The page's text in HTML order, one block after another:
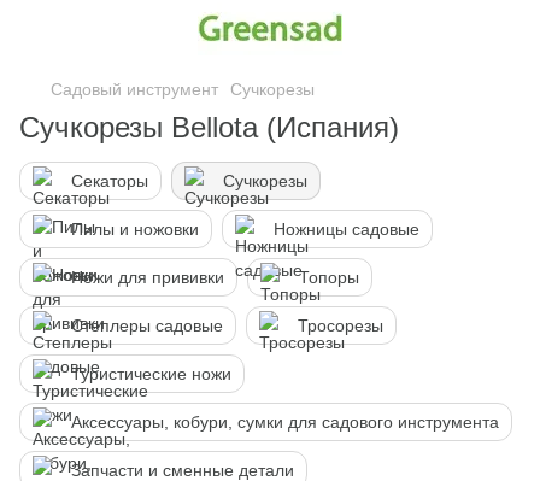
Садовый инструмент Сучкорезы
Сучкорезы Bellota (Испания)
Секаторы Сучкорезы
Пилы и ножовки Ножницы садовые
Ножи для прививки Топоры
Степлеры садовые Тросорезы
Туристические ножи
Аксессуары, кобури, сумки для садового инструмента
Запчасти и сменные детали